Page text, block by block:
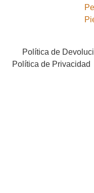
Política de
Política de Privacidad